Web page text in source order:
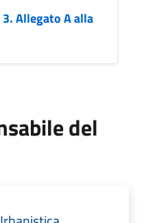
Allegato A alla
del